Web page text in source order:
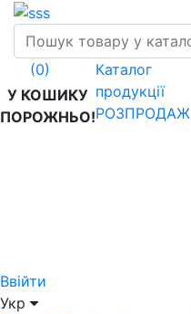
(0)
У КОШИКУ
ПОРОЖНЬО!
Каталог
продукції
РОЗПРОДАЖ
Ввійти
Укр